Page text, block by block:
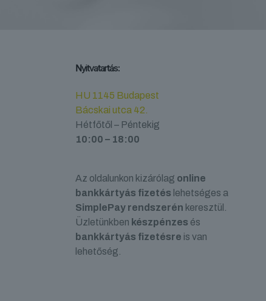
Nyitvatartás:
HU 1145 Budapest
Bácskai utca 42.
Hétfőtől – Péntekig
10:00 – 18:00
Az oldalunkon kizárólag online
bankkártyás fizetés lehetséges a
SimplePay rendszerén keresztül.
Üzletünkben készpénzes és
bankkártyás fizetésre is van
lehetőség.